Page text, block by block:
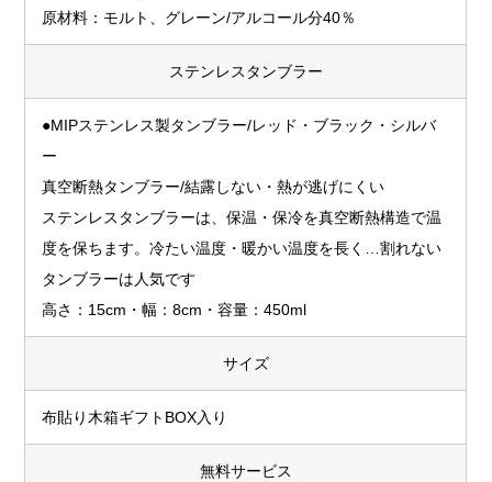
原材料：モルト、グレーン/アルコール分40％
ステンレスタンブラー
●MIPステンレス製タンブラー/レッド・ブラック・シルバ
ー
真空断熱タンブラー/結露しない・熱が逃げにくい
ステンレスタンブラーは、保温・保冷を真空断熱構造で温
度を保ちます。冷たい温度・暖かい温度を長く…割れない
タンブラーは人気です
高さ：15cm・幅：8cm・容量：450ml
サイズ
布貼り木箱ギフトBOX入り
無料サービス